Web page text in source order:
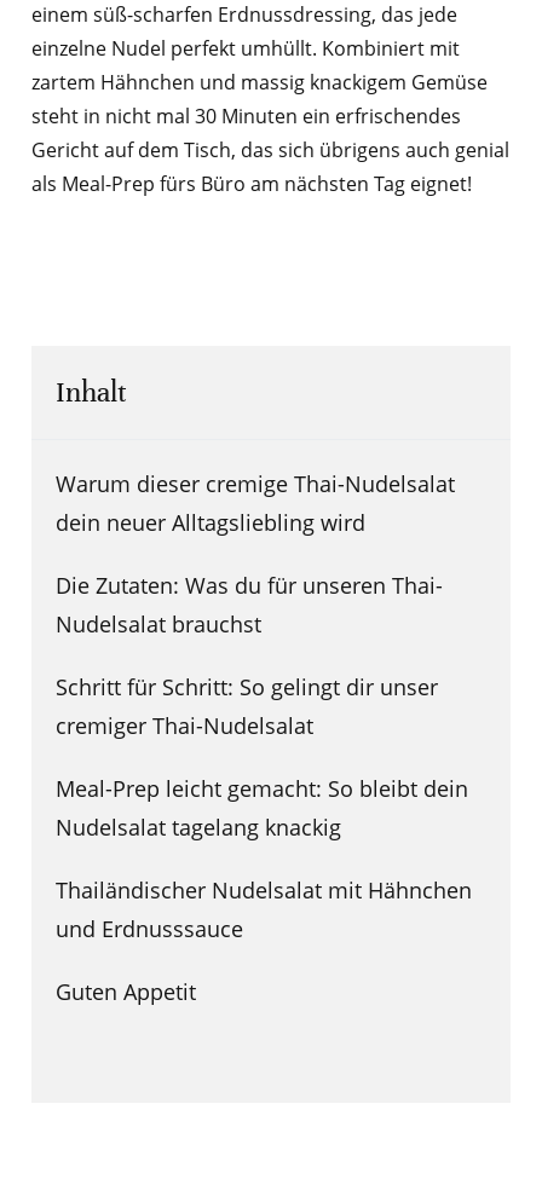
einem süß-scharfen Erdnussdressing, das jede
einzelne Nudel perfekt umhüllt. Kombiniert mit
zartem Hähnchen und massig knackigem Gemüse
steht in nicht mal 30 Minuten ein erfrischendes
Gericht auf dem Tisch, das sich übrigens auch genial
als Meal-Prep fürs Büro am nächsten Tag eignet!
Inhalt
Warum dieser cremige Thai-Nudelsalat
dein neuer Alltagsliebling wird
Die Zutaten: Was du für unseren Thai-
Nudelsalat brauchst
Schritt für Schritt: So gelingt dir unser
cremiger Thai-Nudelsalat
Meal-Prep leicht gemacht: So bleibt dein
Nudelsalat tagelang knackig
Thailändischer Nudelsalat mit Hähnchen
und Erdnusssauce
Guten Appetit